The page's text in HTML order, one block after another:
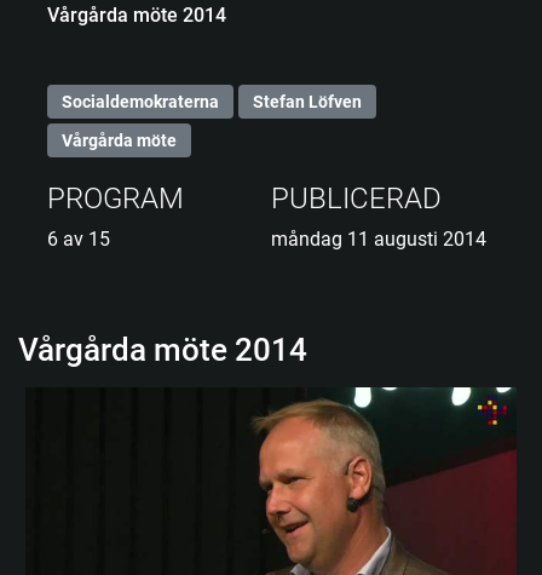
Vårgårda möte 2014
Socialdemokraterna
Stefan Löfven
Vårgårda möte
PROGRAM
6 av 15
PUBLICERAD
måndag 11 augusti 2014
Vårgårda möte 2014